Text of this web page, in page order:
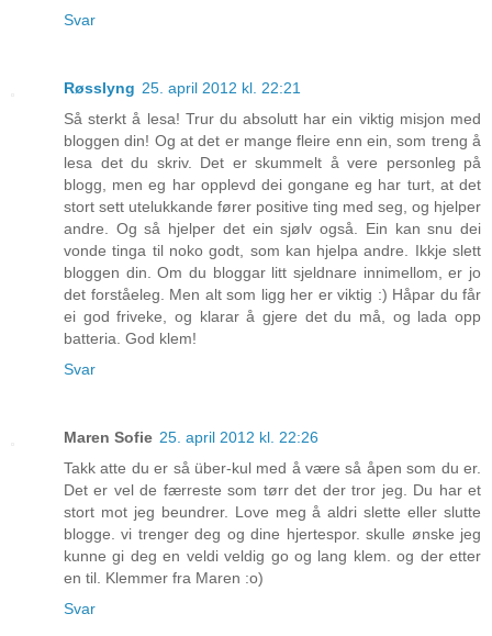
Svar
Røsslyng 25. april 2012 kl. 22:21
Så sterkt å lesa! Trur du absolutt har ein viktig misjon med
bloggen din! Og at det er mange fleire enn ein, som treng å
lesa det du skriv. Det er skummelt å vere personleg på
blogg, men eg har opplevd dei gongane eg har turt, at det
stort sett utelukkande fører positive ting med seg, og hjelper
andre. Og så hjelper det ein sjølv også. Ein kan snu dei
vonde tinga til noko godt, som kan hjelpa andre. Ikkje slett
bloggen din. Om du bloggar litt sjeldnare innimellom, er jo
det forståeleg. Men alt som ligg her er viktig :) Håpar du får
ei god friveke, og klarar å gjere det du må, og lada opp
batteria. God klem!
Svar
Maren Sofie 25. april 2012 kl. 22:26
Takk atte du er så über-kul med å være så åpen som du er.
Det er vel de færreste som tørr det der tror jeg. Du har et
stort mot jeg beundrer. Love meg å aldri slette eller slutte
blogge. vi trenger deg og dine hjertespor. skulle ønske jeg
kunne gi deg en veldi veldig go og lang klem. og der etter
en til. Klemmer fra Maren :o)
Svar